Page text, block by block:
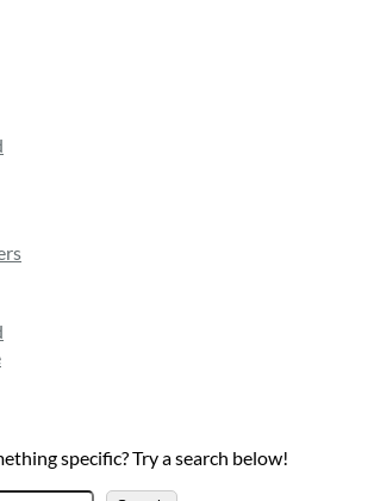
specific? Try a search below!